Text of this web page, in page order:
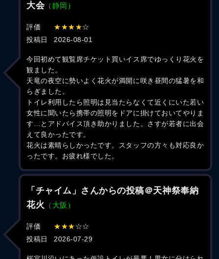
大会（静岡）
評価 ★★★★☆
投稿日
2026-08-01
今回初めて観覧席チケット買いイス席でゆっくり花火を
観ました。
天竜の夜空に勢いよく花火が満開に咲き昼間の猛暑を和
らぎました。
トイレ利用したら照明は見当たらなくて近くにいた若い
女性に聞いたら携帯の照明をドアに掛けておいてやりま
す…とアドバイス頂き助かりました。さすが若者に出会
えて良かったです。
花火は素晴らしかったです。スタッフの方々も対応良か
ったです。お疲れ様でした。
「チャイム」さんからの投稿＠天神祭奉納
花火 （大阪）
評価 ★★★☆☆
投稿日
2026-07-29